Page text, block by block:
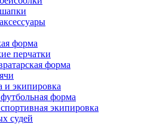
форма
перчатки
форма
и экипировка
форма
экипировка
судей